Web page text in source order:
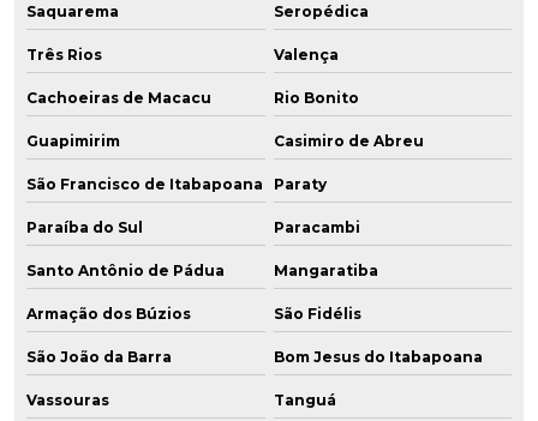
Saquarema Seropédica
Três Rios Valença
Cachoeiras de Macacu Rio Bonito
Guapimirim Casimiro de Abreu
São Francisco de Itabapoana Paraty
Paraíba do Sul Paracambi
Santo Antônio de Pádua Mangaratiba
Armação dos Búzios São Fidélis
São João da Barra Bom Jesus do Itabapoana
Vassouras Tanguá